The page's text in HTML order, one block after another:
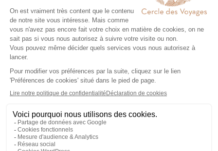
Expertise et co-
construction
Chez Cercle des Voyages,
nous concevons des voyages
collaboration étroite avec nos
voyageurs.
2